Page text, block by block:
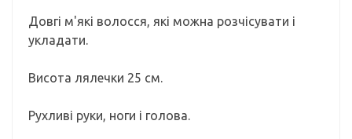
Довгі м'які волосся, які можна розчісувати і
укладати.
Висота лялечки 25 см.
Рухливі руки, ноги і голова.